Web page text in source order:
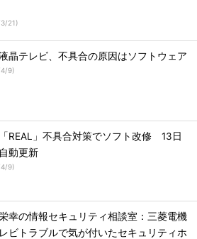
21)
晶テレビ、不具合の原因はソフトウェア
4/9)
REAL」不具合対策でソフト改修 13日
動更新
4/9)
幸の情報セキュリティ相談室：三菱電機
ビトラブルで気が付いたセキュリティホ